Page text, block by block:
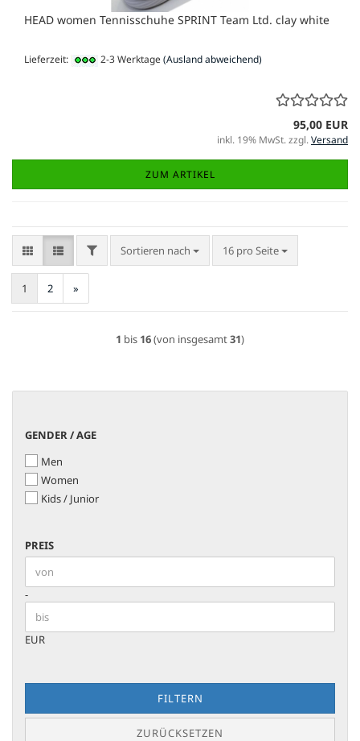
HEAD women Tennisschuhe SPRINT Team Ltd. clay white
Lieferzeit: 2-3 Werktage(Ausland abweichend)
95,00 EUR
inkl. 19% MwSt. zzgl.Versand
ZUM ARTIKEL
FILTERSortieren nach
Sortieren nach 16 pro Seite
pro Seite
1 2 »
1 bis 16(von insgesamt31)
GENDER
AGE
GENDER / AGE
Men
Women
Kids / Junior
PREIS
PREIS
Preis bis
-
EUR
FILTERN
ZURÜCKSETZEN